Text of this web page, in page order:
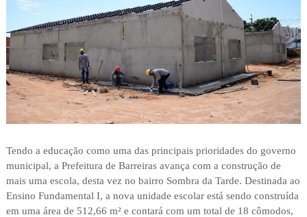
Tendo a educação como uma das principais prioridades do governo
municipal, a Prefeitura de Barreiras avança com a construção de
mais uma escola, desta vez no bairro Sombra da Tarde. Destinada ao
Ensino Fundamental I, a nova unidade escolar está sendo construída
em uma área de 512,66 m² e contará com um total de 18 cômodos,